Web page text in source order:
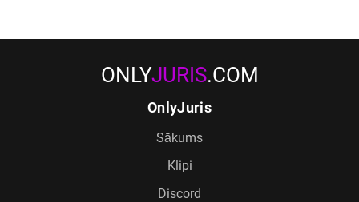
ONLYJURIS.COM
OnlyJuris
Sākums
Klipi
Discord